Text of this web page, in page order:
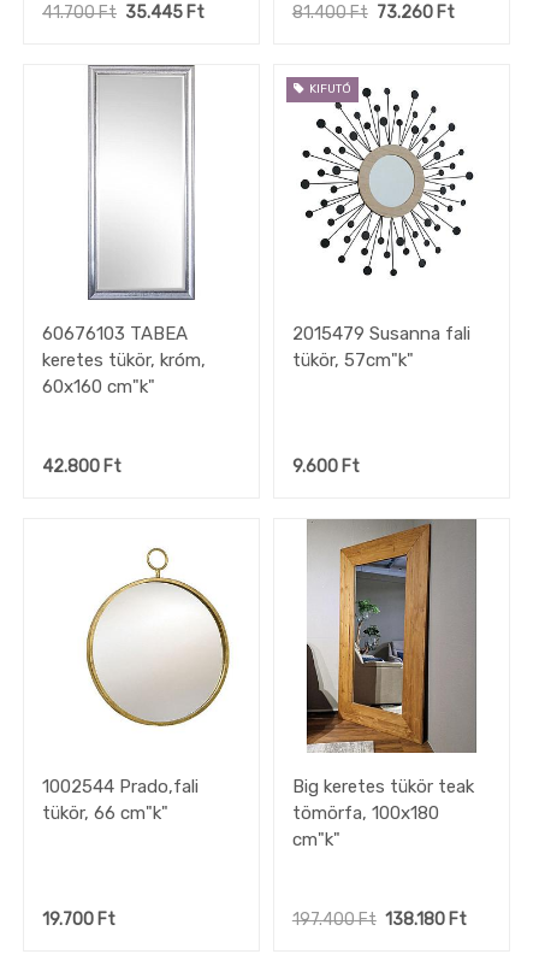
41.700Ft 35.445 Ft 81.400Ft 73.260Ft
60676103 TABEA
keretes tükör, króm,
60x160 cm"k"
42.800 Ft
KIFUTÓ
2015479 Susanna fali
tükör, 57cm"k"
9.600Ft
1002544 Prado,fali
tükör, 66 cm"k"
19.700Ft
Big keretes tükör teak
tömörfa, 100x180
cm"k"
197.400Ft 138.180Ft